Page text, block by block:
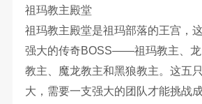
祖玛教主殿堂
祖玛教主殿堂是祖玛部落的王宫，
强大的传奇BOSS——祖玛教主、龙
教主、魔龙教主和黑狼教主。这五
大，需要一支强大的团队才能挑战成